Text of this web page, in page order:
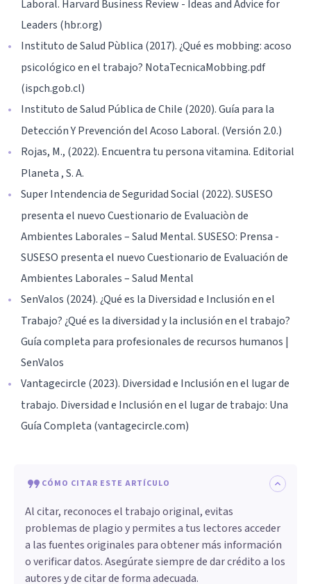
Laboral. Harvard Business Review - Ideas and Advice for
Leaders (hbr.org)
Instituto de Salud Pùblica (2017). ¿Qué es mobbing: acoso
psicológico en el trabajo? NotaTecnicaMobbing.pdf
(ispch.gob.cl)
Instituto de Salud Pública de Chile (2020). Guía para la
Detección Y Prevención del Acoso Laboral. (Versión 2.0.)
Rojas, M., (2022). Encuentra tu persona vitamina. Editorial
Planeta , S. A.
Super Intendencia de Seguridad Social (2022). SUSESO
presenta el nuevo Cuestionario de Evaluaciòn de
Ambientes Laborales – Salud Mental. SUSESO: Prensa -
SUSESO presenta el nuevo Cuestionario de Evaluación de
Ambientes Laborales – Salud Mental
SenValos (2024). ¿Qué es la Diversidad e Inclusión en el
Trabajo? ¿Qué es la diversidad y la inclusión en el trabajo?
Guía completa para profesionales de recursos humanos |
SenValos
Vantagecircle (2023). Diversidad e Inclusión en el lugar de
trabajo. Diversidad e Inclusión en el lugar de trabajo: Una
Guía Completa (vantagecircle.com)
CÓMO CITAR ESTE ARTÍCULO
Al citar, reconoces el trabajo original, evitas
problemas de plagio y permites a tus lectores acceder
a las fuentes originales para obtener más información
o verificar datos. Asegúrate siempre de dar crédito a los
autores y de citar de forma adecuada.